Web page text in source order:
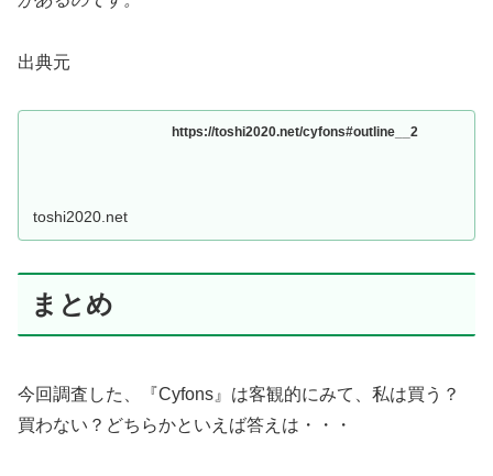
出典元
https://toshi2020.net/cyfons#outline__2
toshi2020.net
まとめ
今回調査した、『Cyfons』は客観的にみて、私は買う？
買わない？どちらかといえば答えは・・・